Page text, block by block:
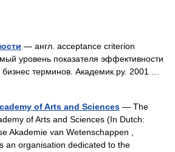
— англ. acceptance criterion
уровень показателя эффективности
бизнес терминов. Академик.ру. 2001 …
of Arts and Sciences — The
of Arts and Sciences (In Dutch:
Akademie van Wetenschappen ,
an organisation dedicated to the